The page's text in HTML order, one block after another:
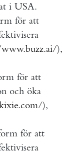
i USA.
för att
),
för att
och öka
),
för att